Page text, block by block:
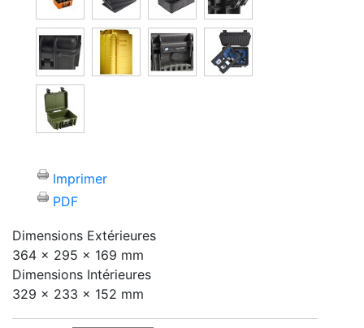
Imprimer
PDF
Dimensions Extérieures
364 x 295 x 169 mm
Dimensions Intérieures
329 x 233 x 152 mm